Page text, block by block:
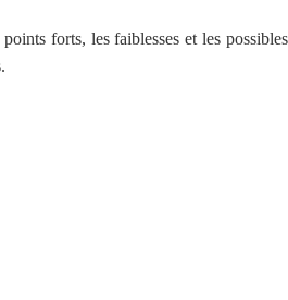
forts, les faiblesses et les possibles